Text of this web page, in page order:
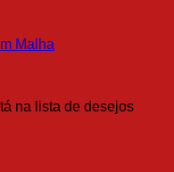
Malha
na lista de desejos